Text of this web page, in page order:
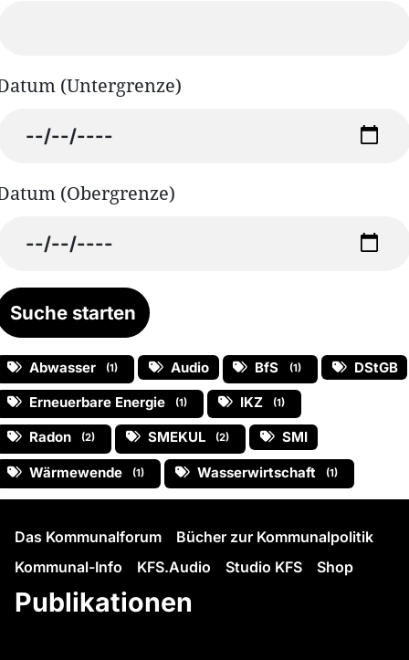
(Untergrenze)
(Obergrenze)
Abwasser (1) Audio BfS (1) DStGB
Erneuerbare Energie (1) IKZ (1)
Radon (2) SMEKUL (2) SMI
Wärmewende (1) Wasserwirtschaft (1)
Das Kommunalforum
Bücher zur Kommunalpolitik
Kommunal-Info
KFS.Audio Studio KFS Shop
Publikationen